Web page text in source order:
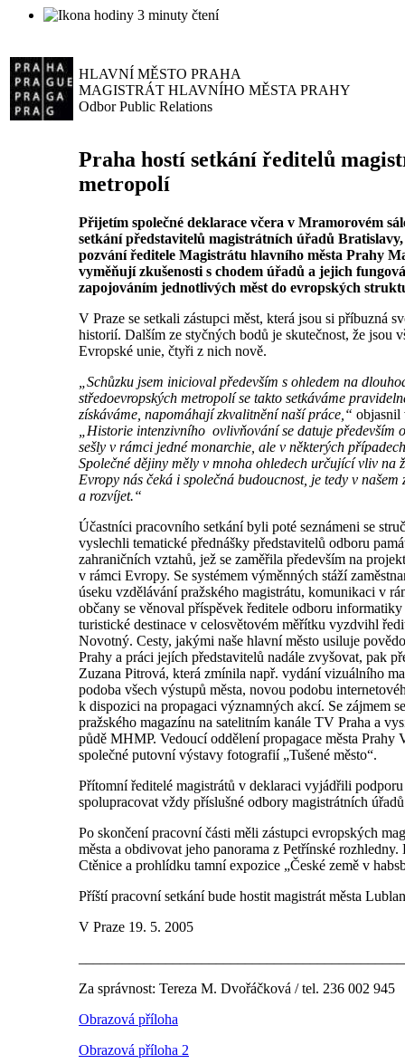
3 minuty čtení
HLAVNÍ MĚSTO PRAHA
MAGISTRÁT HLAVNÍHO MĚSTA PRAHY
Odbor Public Relations
Praha hostí setkání ředitelů
metropolí
Přijetím společné deklarace včera v Mramorovém
setkání představitelů magistrátních úřadů
pozvání ředitele Magistrátu hlavního města Prahy
vyměňují zkušenosti s chodem úřadů a jejich
zapojováním jednotlivých měst do evropských
V Praze se setkali zástupci měst, která jsou si příbuzná
historií. Dalším ze styčných bodů je skutečnost, že jsou
Evropské unie, čtyři z nich nově.
„Schůzku jsem inicioval především s ohledem na
středoevropských metropolí se takto setkáváme
získáváme, napomáhají zkvalitnění naší práce,“ objasnil
„Historie intenzivního ovlivňování se datuje především
sešly v rámci jedné monarchie, ale v některých
Společné dějiny měly v mnoha ohledech určující vliv na
Evropy nás čeká i společná budoucnost, je tedy v
a rozvíjet.“
Účastníci pracovního setkání byli poté seznámeni se
vyslechli tematické přednášky představitelů odboru
zahraničních vztahů, jež se zaměřila především na
v rámci Evropy. Se systémem výměnných stáží
úseku vzdělávání pražského magistrátu, komunikaci v
občany se věnoval příspěvek ředitele odboru
turistické destinace v celosvětovém měřítku vyzdvihl
Novotný. Cesty, jakými naše hlavní město usiluje
Prahy a práci jejích představitelů nadále zvyšovat, pak
Zuzana Pitrová, která zmínila např. vydání vizuálního
podoba všech výstupů města, novou podobu
k dispozici na propagaci významných akcí. Se zájmem
pražského magazínu na satelitním kanále TV Praha a
půdě MHMP. Vedoucí oddělení propagace města
společné putovní výstavy fotografií „Tušené město“.
Přítomní ředitelé magistrátů v deklaraci vyjádřili
spolupracovat vždy příslušné odbory magistrátních
Po skončení pracovní části měli zástupci evropských
města a obdivovat jeho panorama z Petřínské
Ctěnice a prohlídku tamní expozice „České země v
Příští pracovní setkání bude hostit magistrát města
V Praze 19. 5. 2005
Za správnost: Tereza M. Dvořáčková / tel. 236 002 945
Obrazová příloha
Obrazová příloha 2